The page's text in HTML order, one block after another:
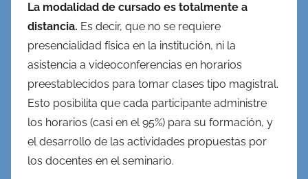
La modalidad de cursado es totalmente a
distancia. Es decir, que no se requiere
presencialidad física en la institución, ni la
asistencia a videoconferencias en horarios
preestablecidos para tomar clases tipo magistral.
Esto posibilita que cada participante administre
los horarios (casi en el 95%) para su formación, y
el desarrollo de las actividades propuestas por
los docentes en el seminario.